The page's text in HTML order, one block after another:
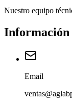
Nuestro equipo
Información
Email